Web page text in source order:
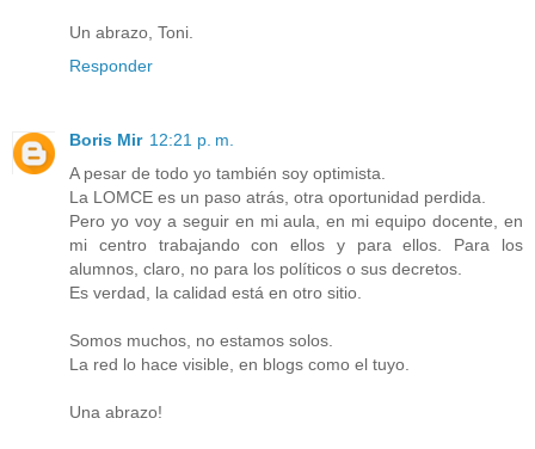
Un abrazo, Toni.
Responder
Boris Mir 12:21 p. m.
A pesar de todo yo también soy optimista.
La LOMCE es un paso atrás, otra oportunidad perdida.
Pero yo voy a seguir en mi aula, en mi equipo docente, en
mi centro trabajando con ellos y para ellos. Para los
alumnos, claro, no para los políticos o sus decretos.
Es verdad, la calidad está en otro sitio.
Somos muchos, no estamos solos.
La red lo hace visible, en blogs como el tuyo.
Una abrazo!